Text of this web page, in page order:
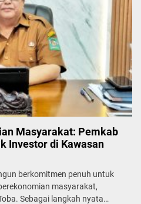
Masyarakat: Pemkab
Investor di Kawasan
berkomitmen penuh untuk
masyarakat,
Sebagai langkah nyata